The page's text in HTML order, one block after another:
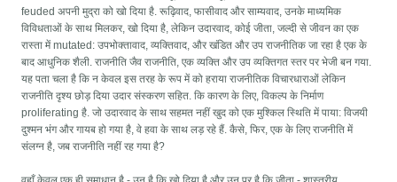
feuded अपनी मुद्रा को खो दिया है. रूढ़िवाद, फासीवाद और साम्यवाद, उनके माध्यमिक
विविधताओं के साथ मिलकर, खो दिया है, लेकिन उदारवाद, कोई जीता, जल्दी से जीवन का एक
रास्ता में mutated: उपभोक्तावाद, व्यक्तिवाद, और खंडित और उप राजनीतिक जा रहा है एक के
बाद आधुनिक शैली. राजनीति जैव राजनीति, एक व्यक्ति और उप व्यक्तिगत स्तर पर भेजी बन गया.
यह पता चला है कि न केवल इस तरह के रूप में को हराया राजनीतिक विचारधाराओं लेकिन
राजनीति दृश्य छोड़ दिया उदार संस्करण सहित. कि कारण के लिए, विकल्प के निर्माण
proliferating है. जो उदारवाद के साथ सहमत नहीं खुद को एक मुश्किल स्थिति में पाया: विजयी
दुश्मन भंग और गायब हो गया है, वे हवा के साथ लड़ रहे हैं. कैसे, फिर, एक के लिए राजनीति में
संलग्न है, जब राजनीति नहीं रह गया है?